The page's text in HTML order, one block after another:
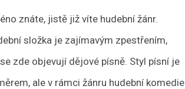
znáte, jistě již víte hudební žánr.
složka je zajímavým zpestřením,
zde objevují dějové písně. Styl písní je
ale v rámci žánru hudební komedie